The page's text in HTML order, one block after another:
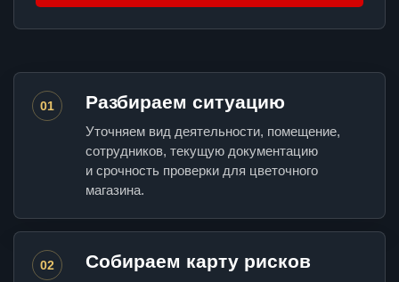
01 Разбираем ситуацию
Уточняем вид деятельности, помещение,
сотрудников, текущую документацию
и срочность проверки для цветочного
магазина.
02 Собираем карту рисков